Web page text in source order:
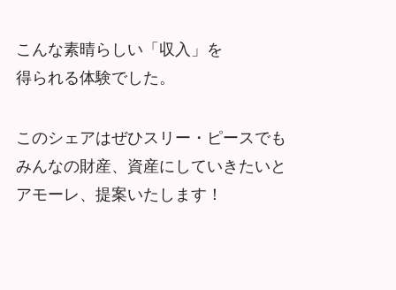
こんな素晴らしい「収入」を
得られる体験でした。
このシェアはぜひスリー・ピースでも
みんなの財産、資産にしていきたいと
アモーレ、提案いたします！